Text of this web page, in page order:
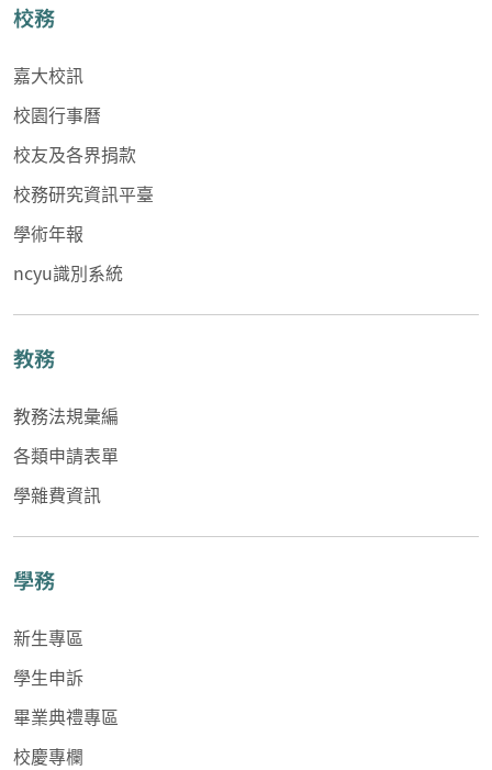
校務
嘉大校訊
校園行事曆
校友及各界捐款
校務研究資訊平臺
學術年報
ncyu識別系統
教務
教務法規彙編
各類申請表單
學雜費資訊
學務
新生專區
學生申訴
畢業典禮專區
校慶專欄